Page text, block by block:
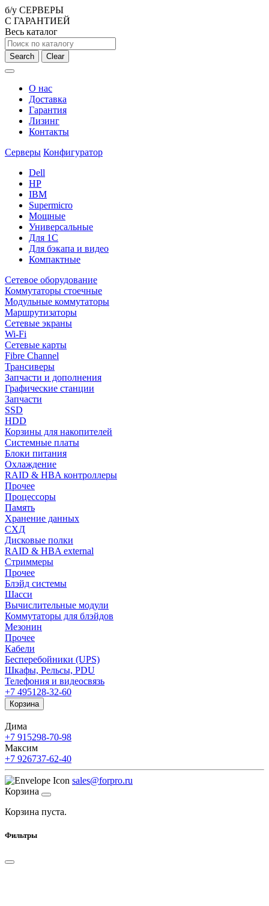
б/у СЕРВЕРЫ
С ГАРАНТИЕЙ
Весь каталог
Search Clear
О нас
Доставка
Гарантия
Лизинг
Контакты
Серверы Конфигуратор
Dell
HP
IBM
Supermicro
Мощные
Универсальные
Для 1С
Для бэкапа и видео
Компактные
Сетевое оборудование
Коммутаторы стоечные
Модульные коммутаторы
Маршрутизаторы
Сетевые экраны
Wi-Fi
Сетевые карты
Fibre Channel
Трансиверы
Запчасти и дополнения
Графические станции
Запчасти
SSD
HDD
Корзины для накопителей
Системные платы
Блоки питания
Охлаждение
RAID & HBA контроллеры
Прочее
Процессоры
Память
Хранение данных
СХД
Дисковые полки
RAID & HBA external
Стриммеры
Прочее
Блэйд системы
Шасси
Вычислительные модули
Коммутаторы для блэйдов
Мезонин
Прочее
Кабели
Бесперебойники (UPS)
Шкафы, Рельсы, PDU
Телефония и видеосвязь
+7 495128-32-60
Корзина
Дима
+7 915298-70-98
Максим
+7 926737-62-40
sales@forpro.ru
Корзина
Корзина пуста.
Фильтры